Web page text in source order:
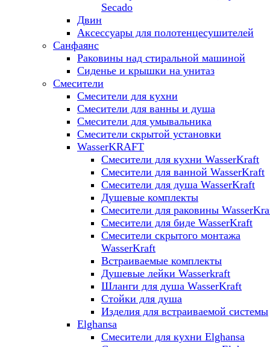
Secado
Двин
Аксессуары для полотенцесушителей
Санфаянс
Раковины над стиральной машиной
Сиденье и крышки на унитаз
Смесители
Смесители для кухни
Смесители для ванны и душа
Смесители для умывальника
Смесители скрытой установки
WasserKRAFT
Смесители для кухни WasserKraft
Смесители для ванной WasserKraft
Смесители для душа WasserKraft
Душевые комплекты
Смесители для раковины
Смесители для биде WasserKraft
Смесители скрытого монтажа
WasserKraft
Встраиваемые комплекты
Душевые лейки Wasserkraft
Шланги для душа WasserKraft
Стойки для душа
Изделия для встраиваемой системы
Elghansa
Смесители для кухни Elghansa